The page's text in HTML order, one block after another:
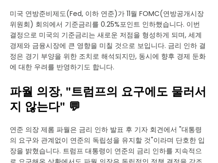
미국 연방준비제도(Fed, 이하 연준)가 11월 FOMC(연방공개시장
위원회) 회의에서 기준금리를 0.25%포인트 인하했습니다. 이번
결정으로 미국의 기준금리는 새로운 저점을 형성하게 되며, 세계
경제와 금융시장에 큰 영향을 미칠 것으로 보입니다. 금리 인하 결
정은 경기 부양을 위한 조치로 해석되지만, 동시에 향후 경제 둔화
에 대한 우려를 반영하기도 합니다.
파월 의장, "트럼프의 요구에도 물러서
지 않는다" 💬
연준 의장 제롬 파월은 금리 인하 발표 후 기자 회견에서 "대통령
의 요구와 관계없이 연준의 독립성을 유지할 것"이라며 단호한 입
장을 밝혔습니다. 트럼프 대통령이 연준의 금리 인하를 지속적으